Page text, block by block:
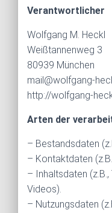
Verantwortlicher
Wolfgang M. Heckl
Weißtannenweg 3
80939 München
mail@wolfgang-
http://wolfgang-
Arten der
– Bestandsdaten
– Kontaktdaten
– Inhaltsdaten
Videos).
– Nutzungsdaten